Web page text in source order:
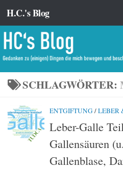
Zum Inhalt springen
H.C.'s Blog
SCHLAGWÖRTER:
ENTGIFTUNG /LEBER
Leber-Galle
Gallensäuren
Gallenblase,